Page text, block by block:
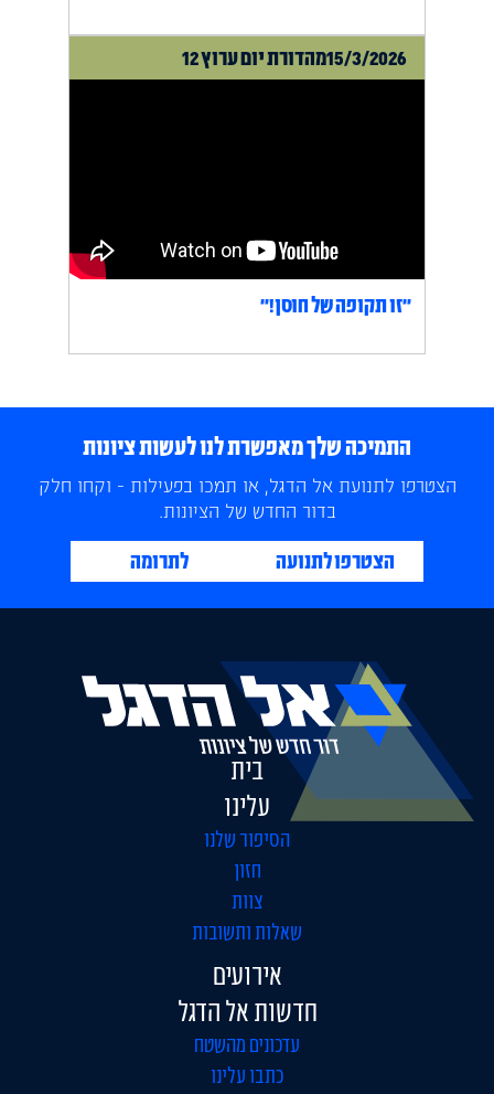
15/3/2026מהדורת יום ערוץ 12
״זו תקופה של חוסן!״
התמיכה שלך מאפשרת לנו לעשות ציונות
הצטרפו לתנועת אל הדגל, או תמכו בפעילות - וקחו חלק
בדור החדש של הציונות.
הצטרפו לתנועה לתרומה
בית
עלינו
הסיפור שלנו
חזון
צוות
שאלות ותשובות
אירועים
חדשות אל הדגל
עדכונים מהשטח
כתבו עלינו